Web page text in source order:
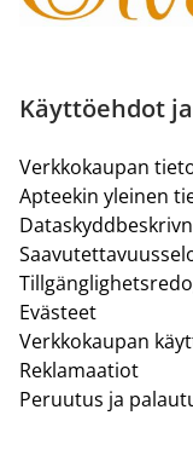
Käyttöehdot
Verkkokaupan
Apteekin yleinen
Evästeet
Verkkokaupan
Reklamaatiot
Peruutus ja